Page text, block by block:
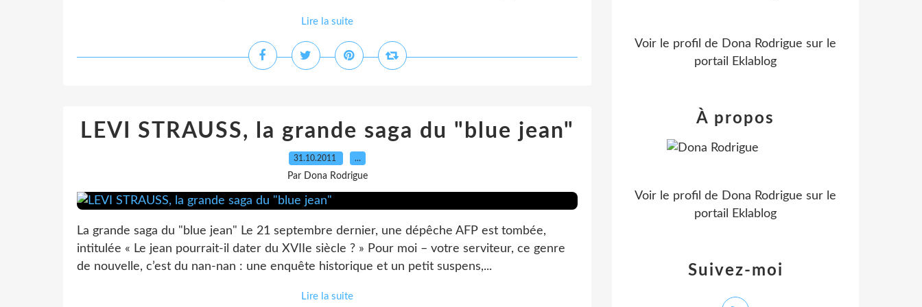
Lire la suite
LEVI STRAUSS, la grande saga du "blue jean"
31.10.2011 …
Par Dona Rodrigue
La grande saga du "blue jean" Le 21 septembre dernier, une dépêche AFP est tombée,
intitulée « Le jean pourrait-il dater du XVIIe siècle ? » Pour moi – votre serviteur, ce genre
de nouvelle, c’est du nan-nan : une enquête historique et un petit suspens,...
Lire la suite
Voir le profil de Dona Rodrigue sur le
portail Eklablog
Suivez-moi
À propos
Voir le profil de Dona Rodrigue sur le
portail Eklablog